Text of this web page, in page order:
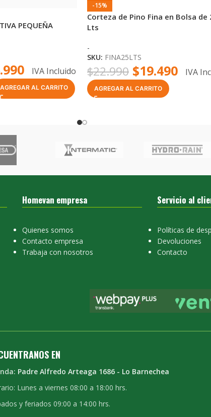
PEQUEÑA
IVA Incluido
AGREGAR AL CARRITO
-15%
Corteza de Pino Fina en Bolsa de
Lts
-
SKU: FINA25LTS
$22.990 $19.490 IVA
AGREGAR AL CARRITO
Homevan empresa
Quienes somos
Contacto empresa
Trabaja con nosotros
Servicio al
Políticas de
Devoluciones
Contacto
EN
Padre Alfredo Arteaga 1686 - Lo Barnechea
Lunes a viernes 08:00 a 18:00 hrs.
y feriados 09:00 a 14:00 hrs.